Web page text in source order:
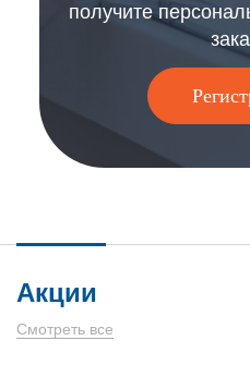
получите
Акции
Смотреть все